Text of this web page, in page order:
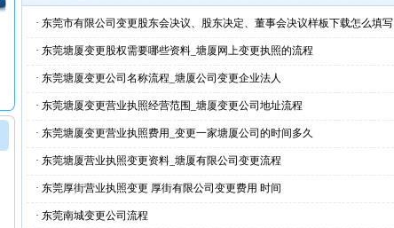
· 东莞市有限公司变更股东会决议、股东决定、董事会决议样板下载怎么填写
· 东莞塘厦变更股权需要哪些资料_塘厦网上变更执照的流程
· 东莞塘厦变更公司名称流程_塘厦公司变更企业法人
· 东莞塘厦变更营业执照经营范围_塘厦变更公司地址流程
· 东莞塘厦变更营业执照费用_变更一家塘厦公司的时间多久
· 东莞塘厦营业执照变更资料_塘厦有限公司变更流程
· 东莞厚街营业执照变更 厚街有限公司变更费用 时间
· 东莞南城变更公司流程